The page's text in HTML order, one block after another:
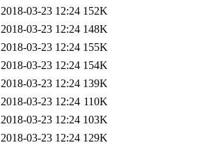
2018-03-23 12:24 152K
2018-03-23 12:24 148K
2018-03-23 12:24 155K
2018-03-23 12:24 154K
2018-03-23 12:24 139K
2018-03-23 12:24 110K
2018-03-23 12:24 103K
2018-03-23 12:24 129K